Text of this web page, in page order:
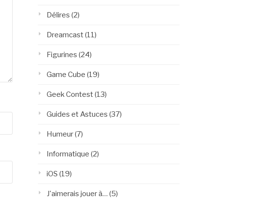
Délires (2)
Dreamcast(11)
Figurines (24)
Game Cube (19)
Geek Contest(13)
Guides et Astuces (37)
Humeur(7)
Informatique (2)
iOS (19)
J'aimerais jouer à… (5)